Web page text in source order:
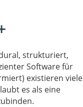
strukturiert,
Software für
existieren viele
es als eine